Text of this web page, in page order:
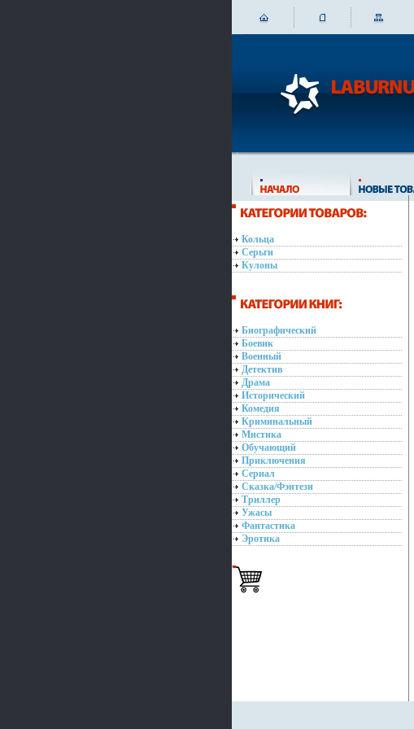
Кольца
Серьги
Кулоны
Биографический
Боевик
Военный
Детектив
Драма
Исторический
Комедия
Криминальный
Мистика
Обучающий
Приключения
Сериал
Сказка/Фэнтези
Триллер
Ужасы
Фантастика
Эротика